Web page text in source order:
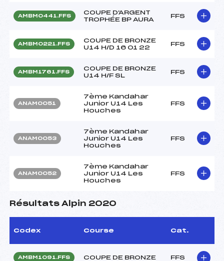
AMBM0441.FFS
COUPE D'ARGENT
TROPHÉE BP AURA
FFS
AMBM0221.FFS
COUPE DE BRONZE
U14 H/D 16 01 22
FFS
AMBM1761.FFS
COUPE DE BRONZE
U14 H/F SL
FFS
ANAM0051
7ème Kandahar
Junior U14 Les
Houches
FFS
ANAM0053
7ème Kandahar
Junior U14 Les
Houches
FFS
ANAM0052
7ème Kandahar
Junior U14 Les
Houches
FFS
Résultats Alpin 2020
Codex Course Cat.
AMBM1091.FFS COUPE DE BRONZE FFS